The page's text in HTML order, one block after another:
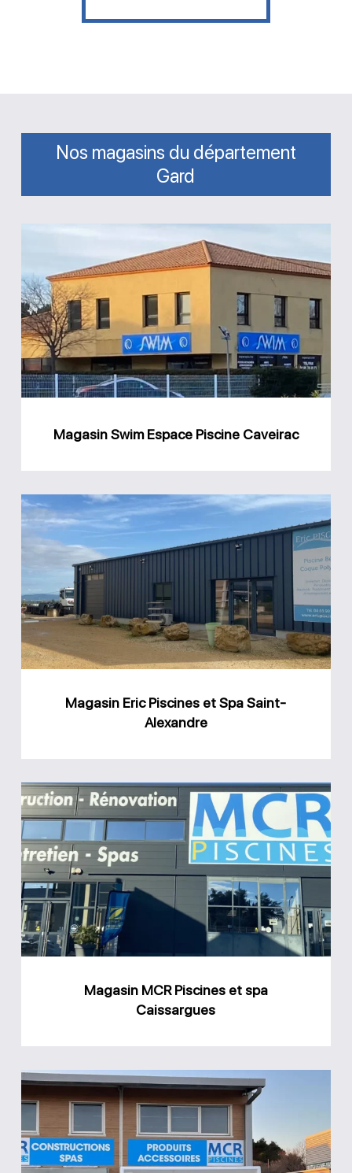
Nos magasins du département
Gard
Magasin
Swim
Espace
Piscine
Caveirac
Magasin Swim Espace Piscine Caveirac
Magasin
Eric
Spa
Saint-
Alexandre
Magasin Eric Piscines et Spa Saint-
Alexandre
Magasin
MCR
Piscines
et
spa
Caissargues
Magasin MCR Piscines et spa
Caissargues
Magasin
MCR
Piscines
et